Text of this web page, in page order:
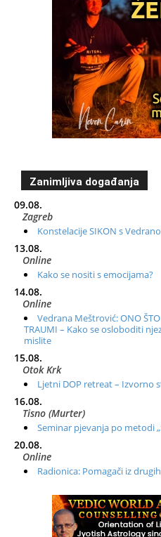
Zanimljiva događanja
09.08.
Zagreb
Konstelacije SIKON s
13.08.
Online
Kako se nositi s emocijama?
14.08.
Online
Vedrana Meštrović: ONO ŠTO
TRAUMI – Kako se osloboditi
mislite
15.08.
Otok Krk
Ljetni DOP retreat – Izvorno
16.08.
Tisno (Murter)
Seminar pjevanja po metodi
20.08.
Online
Radionica: Pomagači iz
Zagreb+Online
Osnovni ThetaHealing®